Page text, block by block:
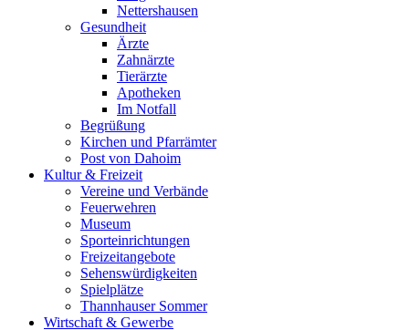
Nettershausen
Gesundheit
Ärzte
Zahnärzte
Tierärzte
Apotheken
Im Notfall
Begrüßung
Kirchen und Pfarrämter
Post von Dahoim
Kultur & Freizeit
Vereine und Verbände
Feuerwehren
Museum
Sporteinrichtungen
Freizeitangebote
Sehenswürdigkeiten
Spielplätze
Thannhauser Sommer
Wirtschaft & Gewerbe